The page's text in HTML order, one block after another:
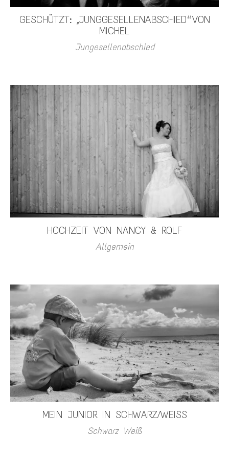
GESCHÜTZT: „JUNGGESELLENABSCHIED“ VON
MICHEL
Jungesellenabschied
HOCHZEIT VON NANCY & ROLF
Allgemein
MEIN JUNIOR IN SCHWARZ/WEISS
Schwarz Weiß